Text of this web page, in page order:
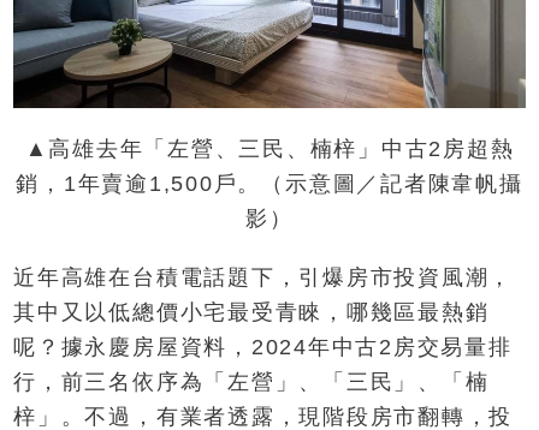
▲高雄去年「左營、三民、楠梓」中古2房超熱
銷，1年賣逾1,500戶。（示意圖／記者陳韋帆攝
影）
近年高雄在台積電話題下，引爆房市投資風潮，
其中又以低總價小宅最受青睞，哪幾區最熱銷
呢？據永慶房屋資料，2024年中古2房交易量排
行，前三名依序為「左營」、「三民」、「楠
梓」。不過，有業者透露，現階段房市翻轉，投